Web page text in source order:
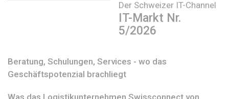
Der Schweizer IT-Channel
IT-Markt Nr.
5/2026
Beratung, Schulungen, Services - wo das
Geschäftspotenzial brachliegt
Was das Logistikunternehmen Swissconnect von